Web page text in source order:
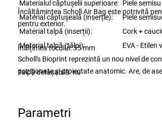
Încălțămintea Scholl Air Bag este potrivită
pentru exterior.
Înălțimea tocului: 35 mm
Talpă detașabilă: nu
Materialul căptușelii superioare: Piele semisu
Material căptușeală (inserție):
Piele
Material talpă (inserții):
Cork +
Material talpă (tălpi):
Scholl's Bioprint reprezintă un nou nivel de
poziționate și proiectate anatomic. Are, de
Parametri